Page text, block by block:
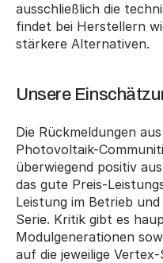
ausschließlich die
findet bei Herstellern
stärkere Alternativen.
Unsere
Die Rückmeldungen
Photovoltaik-
überwiegend positiv
das gute Preis-
Leistung im Betrieb
Serie. Kritik gibt es
Modulgenerationen
auf die jeweilige